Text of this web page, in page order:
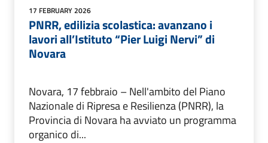
17 FEBRUARY 2026
PNRR, edilizia scolastica: avanzano i
lavori all’Istituto “Pier Luigi Nervi” di
Novara
Novara, 17 febbraio – Nell'ambito del Piano
Nazionale di Ripresa e Resilienza (PNRR), la
Provincia di Novara ha avviato un programma
organico di...